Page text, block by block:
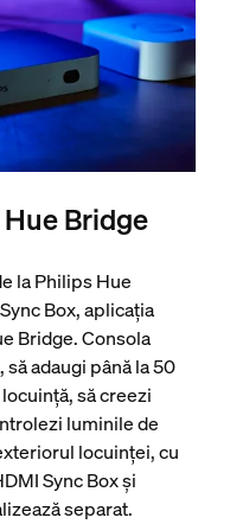
Bridge
la Philips Hue
Box, aplicația
Bridge. Consola
adaugi până la 50
să creezi
luminile de
locuinței, cu
Sync Box și
separat.